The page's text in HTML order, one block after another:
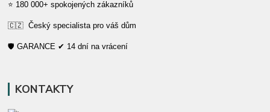
⭐ 180 000+ spokojených zákazníků
🇨🇿 Český specialista pro váš dům
🛡️ GARANCE ✔ 14 dní na vrácení
KONTAKTY